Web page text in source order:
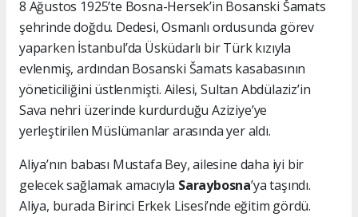
8 Ağustos 1925’te Bosna-Hersek’in Bosanski Šamats
şehrinde doğdu. Dedesi, Osmanlı ordusunda görev
yaparken İstanbul’da Üsküdarlı bir Türk kızıyla
evlenmiş, ardından Bosanski Šamats kasabasının
yöneticiliğini üstlenmişti. Ailesi, Sultan Abdülaziz’in
Sava nehri üzerinde kurdurduğu Aziziye’ye
yerleştirilen Müslümanlar arasında yer aldı.
Aliya’nın babası Mustafa Bey, ailesine daha iyi bir
gelecek sağlamak amacıyla Saraybosna’ya taşındı.
Aliya, burada Birinci Erkek Lisesi’nde eğitim gördü.